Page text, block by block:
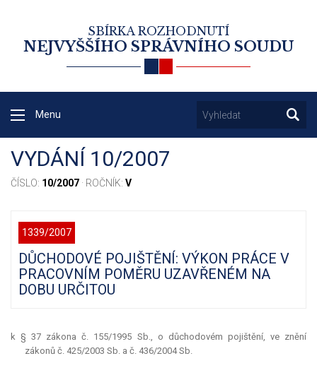
SBÍRKA ROZHODNUTÍ
NEJVYŠŠÍHO SPRÁVNÍHO SOUDU
Menu
VYDÁNÍ 10/2007
ČÍSLO: 10/2007 · ROČNÍK: V
1339/2007
DŮCHODOVÉ POJIŠTĚNÍ: VÝKON PRÁCE V
PRACOVNÍM POMĚRU UZAVŘENÉM NA
DOBU URČITOU
k § 37 zákona č. 155/1995 Sb., o důchodovém pojištění, ve znění
zákonů č. 425/2003 Sb. a č. 436/2004 Sb.